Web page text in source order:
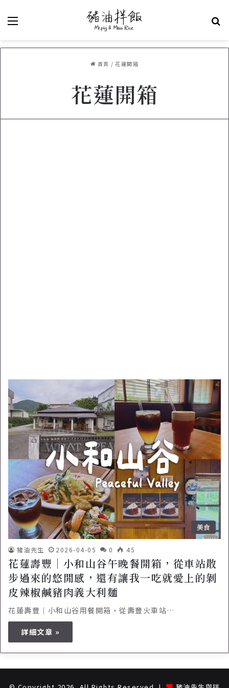
首頁 / 花蓮開箱
花蓮開箱
美食
豬油先生 2026-04-05 0 45
花蓮壽豐｜小和山谷午晚餐開箱，從車站散
步過來的悠閒感，還有讓我一吃就愛上的剝
皮辣椒鹹豬肉義大利麵
花蓮壽豐｜小和山谷用餐開箱，從壽豐火車站…
詳細文章 »